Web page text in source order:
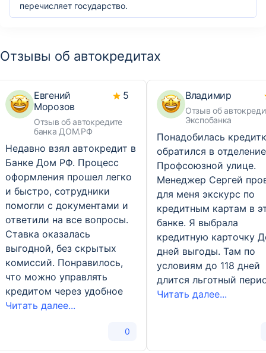
перечисляет государство.
Отзывы об автокредитах
Евгений
Морозов
Отзыв об автокредите
банка ДОМ.РФ
5
Недавно взял автокредит в
Банке Дом РФ. Процесс
оформления прошел легко
и быстро, сотрудники
помогли с документами и
ответили на все вопросы.
Ставка оказалась
выгодной, без скрытых
комиссий. Понравилось,
что можно управлять
кредитом через удобное
Читать далее...
0
Владимир
Отзыв об
Экспобанка
Понадобилась
обратился в
Профсоюзной улице.
Менеджер Сергей
для меня экскурс по
кредитным картам в
банке. Я выбрала
кредитную карточку
дней выгоды. Там по
условиям до 118 дней
длится льготный
Читать далее...